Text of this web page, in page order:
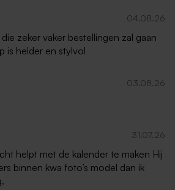
04.08.26
zeker vaker bestellingen zal gaan
is helder en stylvol
03.08.26
31.07.26
helpt met de kalender te maken Hij
binnen kwa foto’s model dan ik